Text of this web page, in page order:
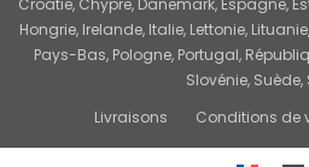
Croatie, Chypre, Danemark, Espagne,
Hongrie, Irelande, Italie, Lettonie,
Pays-Bas, Pologne, Portugal,
Slovénie, Suède,
Livraisons
Conditions de